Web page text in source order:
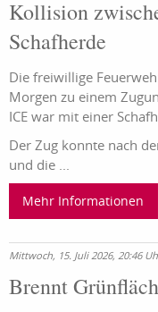
Kollision
Schafherde
Die freiwillige
Morgen zu einem
ICE war mit einer
Der Zug konnte nach
und die ...
Mehr Informationen
Mittwoch, 15. Juli 2026, 20:46
Brennt